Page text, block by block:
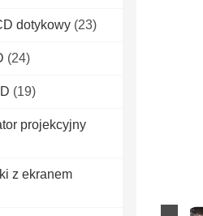
dotykowy (23)
(24)
(19)
projekcyjny
z ekranem